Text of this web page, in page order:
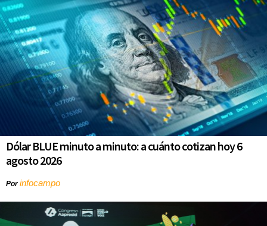
Dólar BLUE minuto a minuto: a cuánto cotizan hoy 6
agosto 2026
Porinfocampo